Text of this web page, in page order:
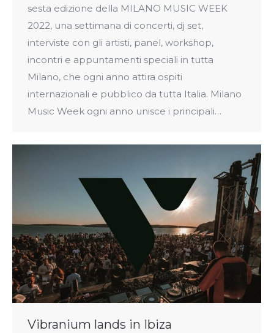
sesta edizione della MILANO MUSIC WEEK
2022, una settimana di concerti, dj set,
interviste con gli artisti, panel, workshop,
incontri e appuntamenti speciali in tutta
Milano, che ogni anno attira ospiti
internazionali e pubblico da tutta Italia. Milano
Music Week ogni anno unisce i principali…
Vibranium lands in Ibiza